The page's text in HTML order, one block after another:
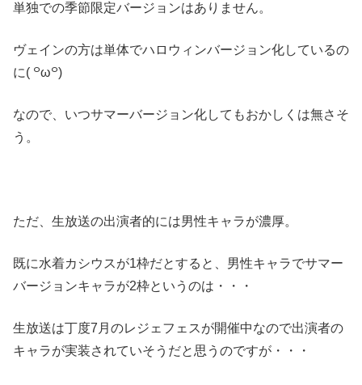
単独での季節限定バージョンはありません。
ヴェインの方は単体でハロウィンバージョン化しているの
に( ꒪ω꒪)
なので、いつサマーバージョン化してもおかしくは無さそ
う。
ただ、生放送の出演者的には男性キャラが濃厚。
既に水着カシウスが1枠だとすると、男性キャラでサマー
バージョンキャラが2枠というのは・・・
生放送は丁度7月のレジェフェスが開催中なので出演者の
キャラが実装されていそうだと思うのですが・・・